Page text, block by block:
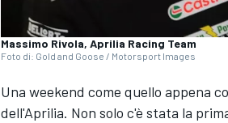
Massimo Rivola, Aprilia Racing Team
Foto di: Gold and Goose / Motorsport Images
Una weekend come quello appena
dell'Aprilia. Non solo c'è stata la